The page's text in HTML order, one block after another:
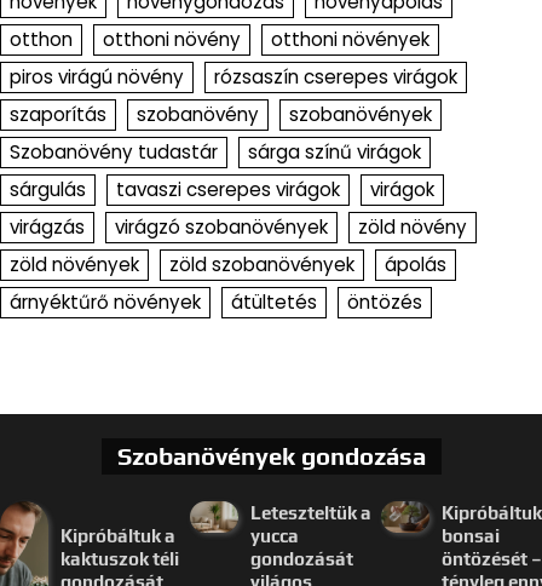
otthon
otthoni növény
otthoni növények
piros virágú növény
rózsaszín cserepes virágok
szaporítás
szobanövény
szobanövények
Szobanövény tudastár
sárga színű virágok
sárgulás
tavaszi cserepes virágok
virágok
virágzás
virágzó szobanövények
zöld növény
zöld növények
zöld szobanövények
ápolás
árnyéktűrő növények
átültetés öntözés
Szobanövények gondozása
Kipróbáltuk a
kaktuszok téli
gondozását
Leteszteltük a
yucca
gondozását
világos
bonsai
öntözését –
tényleg